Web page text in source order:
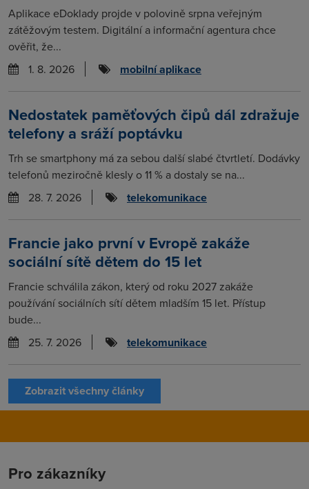
Aplikace eDoklady projde v polovině srpna veřejným
zátěžovým testem. Digitální a informační agentura chce
ověřit, že...
1. 8. 2026
mobilní aplikace
Nedostatek paměťových čipů dál zdražuje
telefony a sráží poptávku
Trh se smartphony má za sebou další slabé čtvrtletí. Dodávky
telefonů meziročně klesly o 11 % a dostaly se na...
28. 7. 2026
telekomunikace
Francie jako první v Evropě zakáže
sociální sítě dětem do 15 let
Francie schválila zákon, který od roku 2027 zakáže
používání sociálních sítí dětem mladším 15 let. Přístup
bude...
25. 7. 2026
telekomunikace
Zobrazit všechny články
Pro zákazníky